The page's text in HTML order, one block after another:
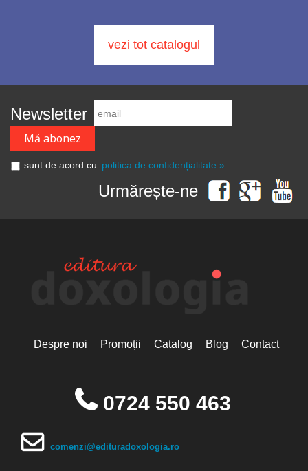
vezi tot catalogul
Newsletter
sunt de acord cu politica de confidențialitate »
Urmărește-ne
Despre noi Promoții Catalog Blog Contact
0724 550 463
comenzi@edituradoxologia.ro